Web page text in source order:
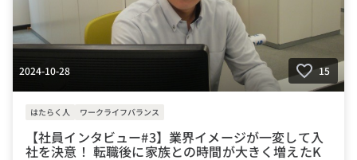
2024-10-28 15
はたらく人 ワークライフバランス
【社員インタビュー#3】業界イメージが一変して入
社を決意！ 転職後に家族との時間が大きく増えたK